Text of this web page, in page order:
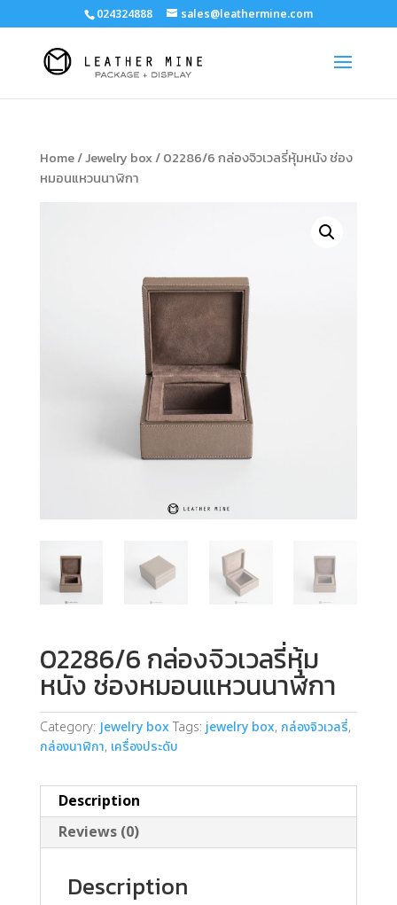
024324888 sales@leathermine.com
Home/Jewelry box/ 02286/6 กล่องจิวเวลรี่หุ้มหนัง ช่อง
หมอนแหวนนาฬิกา
02286/6 กล่องจิวเวลรี่หุ้ม
หนัง ช่องหมอนแหวนนาฬิกา
Category: Jewelry box Tags: jewelry box, กล่องจิวเวลรี่,
กล่องนาฬิกา, เครื่องประดับ
Description
Reviews (0)
Description